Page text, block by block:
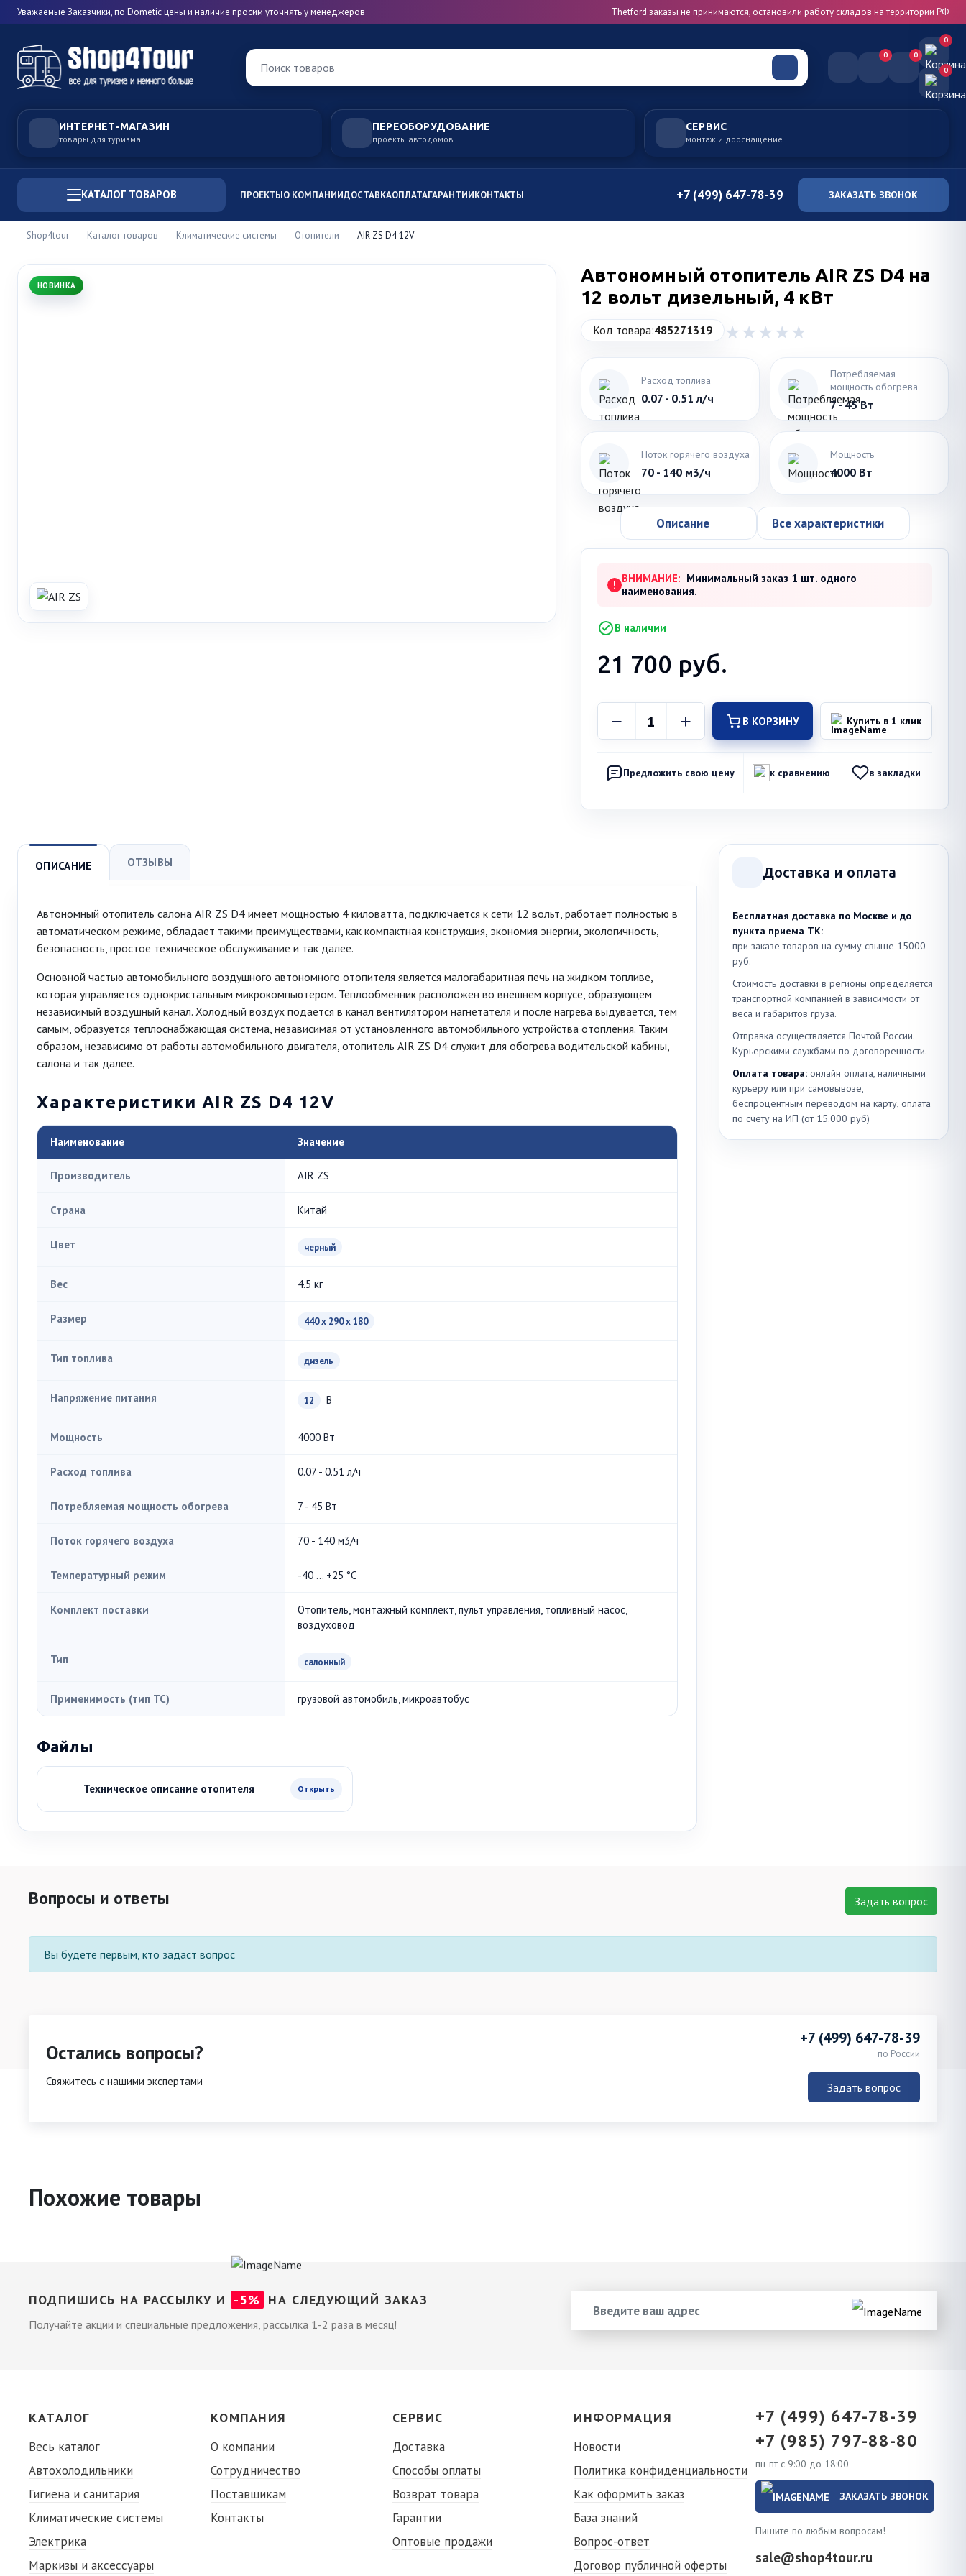
Уважаемые Заказчики, по Dometic цены и наличие просим уточнять у менеджеров Thetford заказы не принимаются, остановили работу складов на территории РФ
Поиск товаров
0 0
0
0
ИНТЕРНЕТ-МАГАЗИН
товары для туризма
ПЕРЕОБОРУДОВАНИЕ
проекты автодомов
СЕРВИС
монтаж и дооснащение
КАТАЛОГ ТОВАРОВ ПРОЕКТЫО КОМПАНИИДОСТАВКАОПЛАТАГАРАНТИИКОНТАКТЫ +7 (499) 647-78-39 ЗАКАЗАТЬ ЗВОНОК
Shop4tour Каталог товаров Климатические системы Отопители AIR ZS D4 12V
Автономный отопитель AIR ZS D4 на
12 вольт дизельный, 4 кВт
Код товара:485271319
Расход топлива
0.07 - 0.51 л/ч
Потребляемая
мощность обогрева
7 - 45 Вт
Поток горячего воздуха
70 - 140 м3/ч
Мощность
4000 Вт
Описание Все характеристики
! ВНИМАНИЕ: Минимальный заказ 1 шт. одного
наименования.
В наличии
21 700 руб.
В КОРЗИНУ Купить в 1 клик
Предложить свою цену к сравнению в закладки
ОПИСАНИЕ ОТЗЫВЫ
Автономный отопитель салона AIR ZS D4 имеет мощностью 4 киловатта, подключается к сети 12 вольт, работает полностью в
автоматическом режиме, обладает такими преимуществами, как компактная конструкция, экономия энергии, экологичность,
безопасность, простое техническое обслуживание и так далее.
Основной частью автомобильного воздушного автономного отопителя является малогабаритная печь на жидком топливе,
которая управляется однокристальным микрокомпьютером. Теплообменник расположен во внешнем корпусе, образующем
независимый воздушный канал. Холодный воздух подается в канал вентилятором нагнетателя и после нагрева выдувается, тем
самым, образуется теплоснабжающая система, независимая от установленного автомобильного устройства отопления. Таким
образом, независимо от работы автомобильного двигателя, отопитель AIR ZS D4 служит для обогрева водительской кабины,
салона и так далее.
Характеристики AIR ZS D4 12V
Наименование Значение
Производитель AIR ZS
Страна Китай
Цвет черный
Вес 4.5 кг
Размер 440 x 290 x 180
Тип топлива дизель
Напряжение питания 12 В
Мощность 4000 Вт
Расход топлива 0.07 - 0.51 л/ч
Потребляемая мощность обогрева 7 - 45 Вт
Поток горячего воздуха 70 - 140 м3/ч
Температурный режим -40 ... +25 °С
Комплект поставки
Отопитель, монтажный комплект, пульт управления, топливный насос,
воздуховод
Тип салонный
Применимость (тип ТС) грузовой автомобиль, микроавтобус
Файлы
Техническое описание отопителя Открыть
Доставка и оплата
Бесплатная доставка по Москве и до
пункта приема ТК:
при заказе товаров на сумму свыше 15000
руб.
Стоимость доставки в регионы определяется
транспортной компанией в зависимости от
веса и габаритов груза.
Отправка осуществляется Почтой России.
Курьерскими службами по договоренности.
Оплата товара: онлайн оплата, наличными
курьеру или при самовывозе,
беспроцентным переводом на карту, оплата
по счету на ИП (от 15.000 руб)
Вопросы и ответы Задать вопрос
Вы будете первым, кто задаст вопрос
Остались вопросы?
Свяжитесь с нашими экспертами
+7 (499) 647-78-39
по России
Задать вопрос
Похожие товары
ПОДПИШИСЬ НА РАССЫЛКУ И -5% НА СЛЕДУЮЩИЙ ЗАКАЗ
Получайте акции и специальные предложения, рассылка 1-2 раза в месяц!
КАТАЛОГ
Весь каталог
Автохолодильники
Гигиена и санитария
Климатические системы
Электрика
Маркизы и аксессуары
КОМПАНИЯ
О компании
Сотрудничество
Поставщикам
Контакты
СЕРВИС
Доставка
Способы оплаты
Возврат товара
Гарантии
Оптовые продажи
ИНФОРМАЦИЯ
Новости
Политика конфиденциальности
Как оформить заказ
База знаний
Вопрос-ответ
Договор публичной оферты
+7 (499) 647-78-39
+7 (985) 797-88-80
пн-пт с 9:00 до 18:00
ЗАКАЗАТЬ ЗВОНОК
Пишите по любым вопросам!
sale@shop4tour.ru